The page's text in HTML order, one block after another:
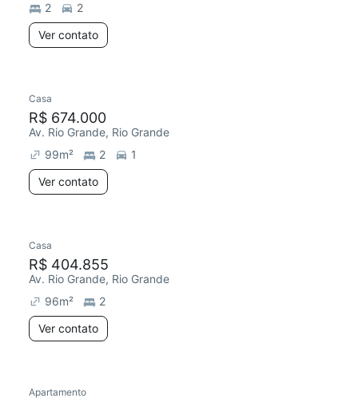
2
2
Ver contato
Casa
R$ 674.000
Av. Rio Grande, Rio Grande
99m² 2
1
Ver contato
Casa
R$ 404.855
Av. Rio Grande, Rio Grande
96m²
2
Ver contato
Apartamento